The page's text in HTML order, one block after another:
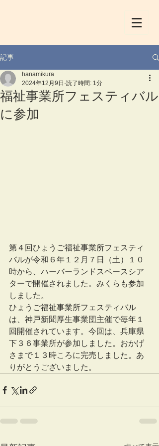
記事
福祉事業所フェスティバル
に参加
hanamikura
2024年12月9日 読了時間: 1分
第４回ひょうご福祉事業所フェスティ
バルが令和６年１２月７日（土）１０
時から、ハーバーランドスペースシア
ターで開催されました。みくらも参加
しました。
ひょうご福祉事業所フェスティバル
は、神戸新聞厚生事業団主催で毎年１
回開催されています。今回は、兵庫県
下３６事業所が参加しました。おかげ
さまで１３時ころに完売しました。あ
りがとうございました。